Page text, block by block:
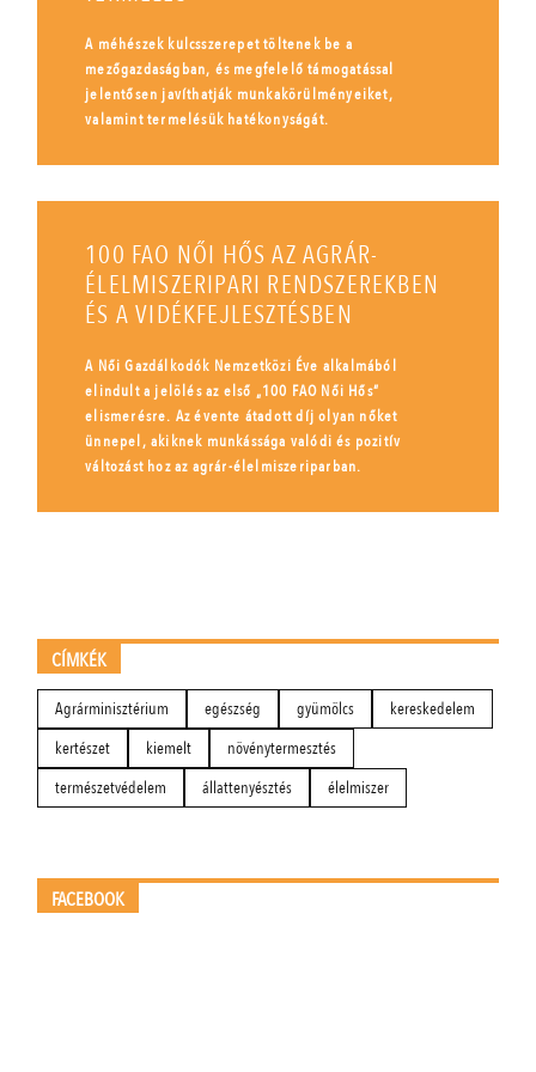
A méhészek kulcsszerepet töltenek be a
mezőgazdaságban, és megfelelő támogatással
jelentősen javíthatják munkakörülményeiket,
valamint termelésük hatékonyságát.
100 FAO NŐI HŐS AZ AGRÁR-
ÉLELMISZERIPARI RENDSZEREKBEN
ÉS A VIDÉKFEJLESZTÉSBEN
A Női Gazdálkodók Nemzetközi Éve alkalmából
elindult a jelölés az első „100 FAO Női Hős”
elismerésre. Az évente átadott díj olyan nőket
ünnepel, akiknek munkássága valódi és pozitív
változást hoz az agrár-élelmiszeriparban.
CÍMKÉK
Agrárminisztérium egészség gyümölcs
kereskedelem
kertészet
kiemelt
növénytermesztés
természetvédelem
állattenyésztés élelmiszer
FACEBOOK